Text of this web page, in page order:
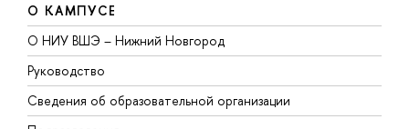
О КАМПУСЕ
О НИУ ВШЭ – Нижний Новгород
Руководство
Сведения об образовательной организации